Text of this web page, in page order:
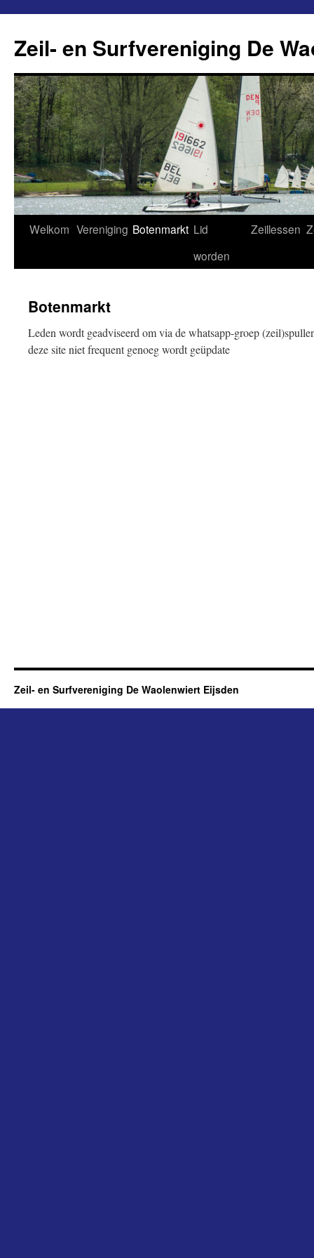
de
inhoud
Zeil- en Surfvereniging De
Welkom Vereniging Botenmarkt Lid
worden
Zeillessen
Botenmarkt
Leden wordt geadviseerd om via de whatsapp-groep
deze site niet frequent genoeg wordt geüpdate
Zeil- en Surfvereniging De Waolenwiert Eijsden